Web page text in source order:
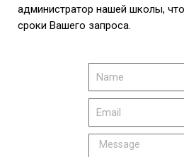
администратор нашей школы,
сроки Вашего запроса.